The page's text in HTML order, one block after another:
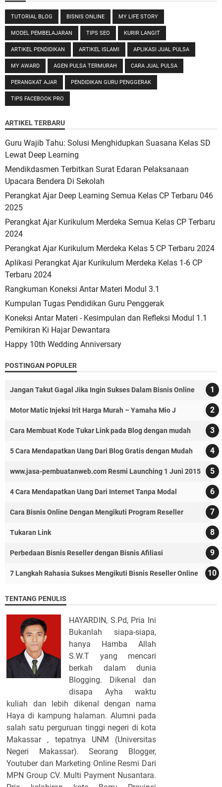
TUTORIAL BLOG BISNIS ONLINE MY LIFE STORY
MODEL PEMBELAJARAN TIPS SEO KURIR LANGIT
ARTIKEL PENDIDIKAN ARTIKEL ISLAMI APLIKASI JUAL PULSA
MY AWARD AGEN PULSA TERMURAH CARA JUAL PULSA
PERANGKAT AJAR PENDIDIKAN GURU PENGGERAK
TIPS FACEBOOK PRO
ARTIKEL TERBARU
Guru Wajib Tahu: Solusi Menghidupkan Suasana Kelas SD
Lewat Deep Learning
Mendikdasmen Terbitkan Surat Edaran Pelaksanaan
Upacara Bendera Di Sekolah
Perangkat Ajar Deep Learning Semua Kelas CP Terbaru 046
2025
Perangkat Ajar Kurikulum Merdeka Semua Kelas CP Terbaru
2024
Perangkat Ajar Kurikulum Merdeka Kelas 5 CP Terbaru 2024
Aplikasi Perangkat Ajar Kurikulum Merdeka Kelas 1-6 CP
Terbaru 2024
Rangkuman Koneksi Antar Materi Modul 3.1
Kumpulan Tugas Pendidikan Guru Penggerak
Koneksi Antar Materi - Kesimpulan dan Refleksi Modul 1.1
Pemikiran Ki Hajar Dewantara
Happy 10th Wedding Anniversary
POSTINGAN POPULER
Jangan Takut Gagal Jika Ingin Sukses Dalam Bisnis Online
Motor Matic Injeksi Irit Harga Murah – Yamaha Mio J
Cara Membuat Kode Tukar Link pada Blog dengan mudah
5 Cara Mendapatkan Uang Dari Blog Gratis dengan Mudah
www.jasa-pembuatanweb.com Resmi Launching 1 Juni 2015
4 Cara Mendapatkan Uang Dari Internet Tanpa Modal
Cara Bisnis Online Dengan Mengikuti Program Reseller
Tukaran Link
Perbedaan Bisnis Reseller dengan Bisnis Afiliasi
7 Langkah Rahasia Sukses Mengikuti Bisnis Reseller Online
TENTANG PENULIS
HAYARDIN, S.Pd, Pria Ini
Bukanlah siapa-siapa,
hanya Hamba Allah
S.W.T yang mencari
berkah dalam dunia
Blogging. Dikenal dan
disapa Ayha waktu
kuliah dan lebih dikenal dengan nama
Haya di kampung halaman. Alumni pada
salah satu perguruan tinggi negeri di kota
Makassar , tepatnya UNM (Universitas
Negeri Makassar). Seorang Blogger,
Youtuber dan Marketing Online Resmi Dari
MPN Group CV. Multi Payment Nusantara.